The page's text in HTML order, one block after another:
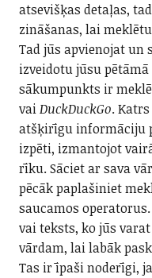
atsevišķas detaļas,
zināšanas, lai
Tad jūs apvienojat
izveidotu jūsu
sākumpunkts ir
vaiDuckDuckGo.
atšķirīgu informāciju
izpēti, izmantojot
rīku. Sāciet ar sava
pēcāk paplašiniet
saucamos
vai teksts, ko jūs
vārdam, lai labāk
Tas ir īpaši noderīgi,